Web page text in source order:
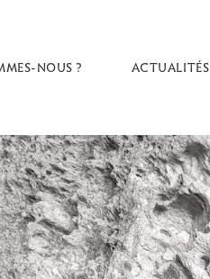
NOUS ? ACTUALITÉS